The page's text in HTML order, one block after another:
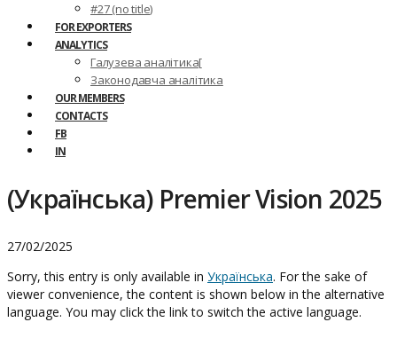
#27 (no title)
FOR EXPORTERS
ANALYTICS
Галузева аналітика[
Законодавча аналітика
OUR MEMBERS
CONTACTS
FB
IN
(Українська) Premier Vision 2025
27/02/2025
Sorry, this entry is only available in Українська. For the sake of
viewer convenience, the content is shown below in the alternative
language. You may click the link to switch the active language.